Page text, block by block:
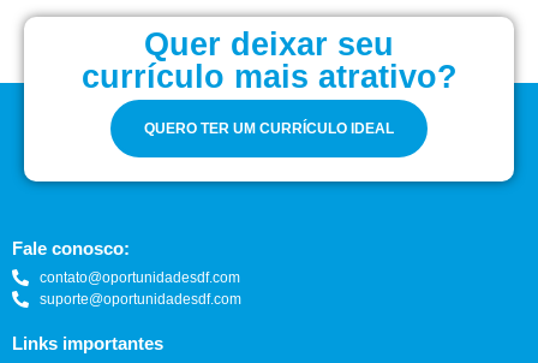
Quer deixar seu
currículo mais atrativo?
QUERO TER UM CURRÍCULO IDEAL
Fale conosco:
contato@oportunidadesdf.com
suporte@oportunidadesdf.com
Links importantes